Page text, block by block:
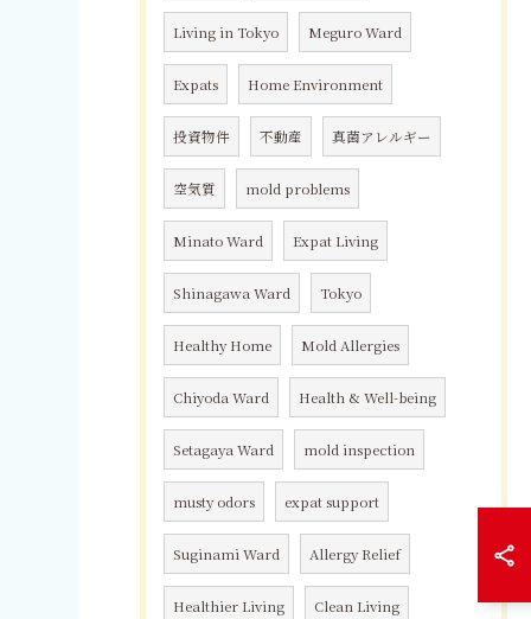
Living in Tokyo Meguro Ward
Expats Home Environment
投資物件 不動産 真菌アレルギー
空気質 mold problems
Minato Ward Expat Living
Shinagawa Ward Tokyo
Healthy Home Mold Allergies
Chiyoda Ward Health & Well-being
Setagaya Ward mold inspection
musty odors expat support
Suginami Ward Allergy Relief
Healthier Living Clean Living